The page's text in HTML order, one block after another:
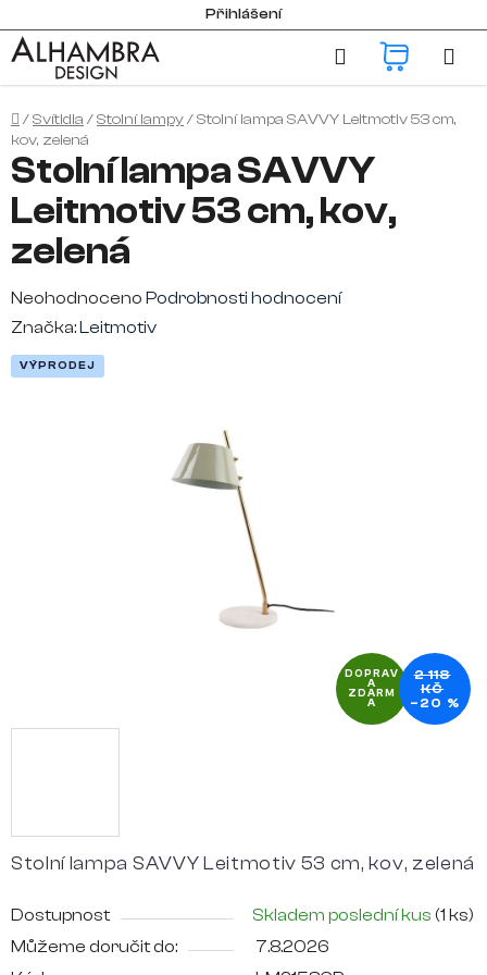
na
obsah
Přihlášení
Hledat
Domů
/Svítidla /Stolní lampy/Stolní lampa SAVVY Leitmotiv 53 cm,
kov, zelená
Stolní lampa SAVVY Leitmotiv 53 cm, kov, zelená
Dostupnost Skladem poslední kus (1 ks)
Můžeme doručit do:
7.8.2026
Stolní lampa SAVVY
Leitmotiv 53 cm, kov,
zelená
Průměrné
hodnocení
produktu
Neohodnoceno Podrobnosti hodnocení
Značka:Leitmotiv
VÝPRODEJ
DOPRAV
A
ZDARM
A
2 118
KČ
–20 %